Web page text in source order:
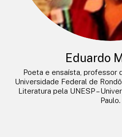
Eduardo
Poeta e ensaísta, professor
Universidade Federal de
Literatura pela UNESP –
Paulo.